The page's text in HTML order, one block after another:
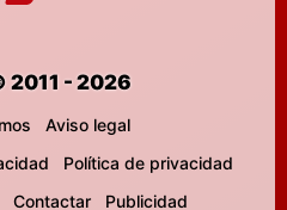
2011 - 2026
Aviso legal
Política de privacidad
Contactar
Publicidad